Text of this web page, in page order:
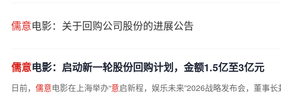
儒意电影：关于回购公司股份的进展公告
儒意电影：启动新一轮股份回购计划，金额1.5亿至3亿元
日前， 儒意电影在上海举办“意启新程，娱乐未来”2026战略发布会，董事长